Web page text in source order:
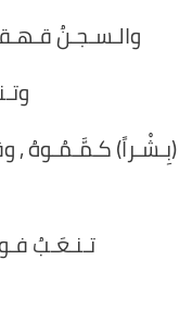
والـسـجـنُ
كـمَّـمُـوهُ ,
تـنـعَـبُ